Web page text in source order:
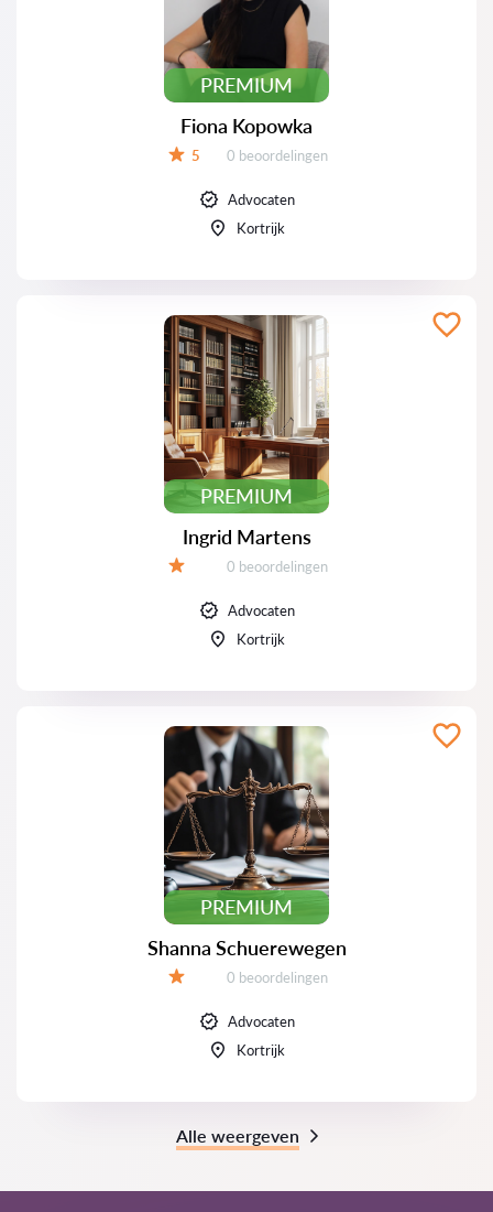
PREMIUM
Fiona Kopowka
5 Beoordelingen:
0 beoordelingen
Advocaten
Kortrijk
PREMIUM
Ingrid Martens
Beoordelingen:
0 beoordelingen
Advocaten
Kortrijk
PREMIUM
Shanna Schuerewegen
Beoordelingen:
0 beoordelingen
Advocaten
Kortrijk
Alle weergeven